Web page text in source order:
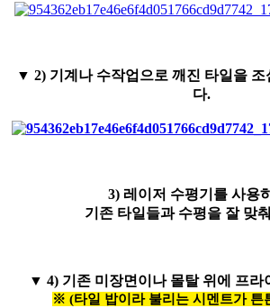
▼ 2) 기계나 수작업으로 깨진 타일을 조
다.
3) 레이저 수평기를 사용
기존 타일들과 수평을 잘 맞
▼ 4) 기존 미장면이나 몰탈 위에 프라
※ (타일 밥이라 불리는 시멘트가 튼